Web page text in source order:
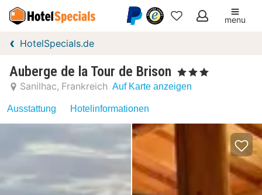
Meine
menu
HotelSpecials.de
Auberge de la Tour de Brison , 3 Sterne
Sanilhac Frankreich Auf Karte anzeigen
Ausstattung Hotelinformationen